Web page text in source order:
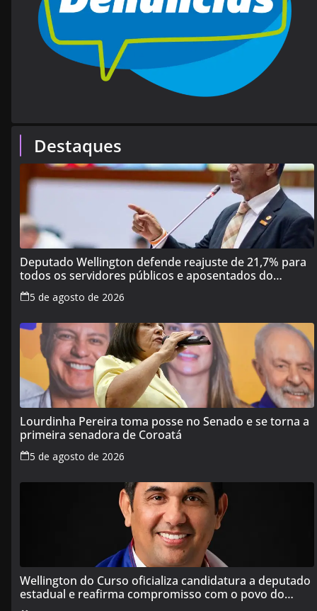
Destaques
Deputado Wellington defende reajuste de 21,7% para
todos os servidores públicos e aposentados do
Maranhão
5 de agosto de 2026
Lourdinha Pereira toma posse no Senado e se torna a
primeira senadora de Coroatá
5 de agosto de 2026
Wellington do Curso oficializa candidatura a deputado
estadual e reafirma compromisso com o povo do
Maranhão